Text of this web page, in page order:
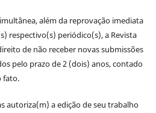
além da reprovação imediata
respectivo(s) periódico(s), a Revista
de não receber novas submissões
pelo prazo de 2 (dois) anos, contado
fato.
autoriza(m) a edição de seu trabalho